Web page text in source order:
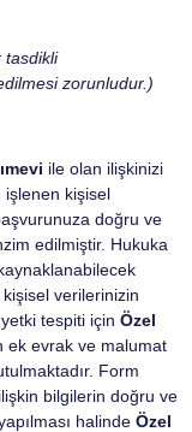
tasdikli
zorunludur.)
ile olan ilişkinizi
işlenen kişisel
doğru ve
edilmiştir. Hukuka
verilerinizin
tespiti için Özel
ek evrak ve malumat
Form
bilgilerin doğru ve
halinde Özel